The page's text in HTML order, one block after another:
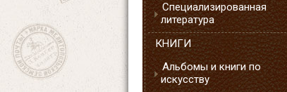
Специализированная
литература
КНИГИ
Альбомы и книги по
искусству